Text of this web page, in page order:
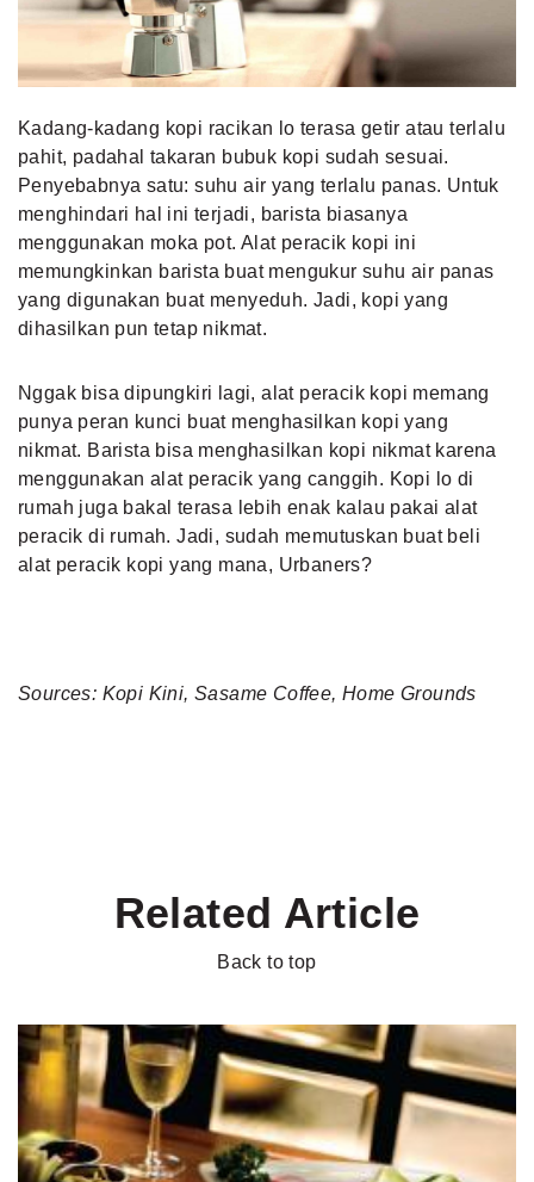
Kadang-kadang kopi racikan lo terasa getir atau terlalu
pahit, padahal takaran bubuk kopi sudah sesuai.
Penyebabnya satu: suhu air yang terlalu panas. Untuk
menghindari hal ini terjadi, barista biasanya
menggunakan moka pot. Alat peracik kopi ini
memungkinkan barista buat mengukur suhu air panas
yang digunakan buat menyeduh. Jadi, kopi yang
dihasilkan pun tetap nikmat.
Nggak bisa dipungkiri lagi, alat peracik kopi memang
punya peran kunci buat menghasilkan kopi yang
nikmat. Barista bisa menghasilkan kopi nikmat karena
menggunakan alat peracik yang canggih. Kopi lo di
rumah juga bakal terasa lebih enak kalau pakai alat
peracik di rumah. Jadi, sudah memutuskan buat beli
alat peracik kopi yang mana, Urbaners?
Sources: Kopi Kini, Sasame Coffee, Home Grounds
Related Article
Back to top